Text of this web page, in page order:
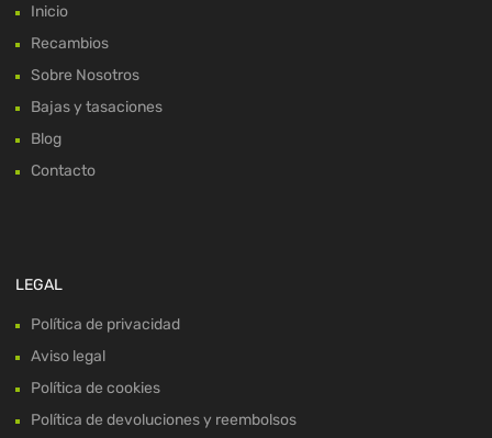
Inicio
Recambios
Sobre Nosotros
Bajas y tasaciones
Blog
Contacto
LEGAL
Política de privacidad
Aviso legal
Política de cookies
Política de devoluciones y reembolsos